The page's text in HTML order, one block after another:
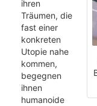
ihren
Träumen, die
fast einer
konkreten
Utopie nahe
kommen,
begegnen
ihnen
humanoide